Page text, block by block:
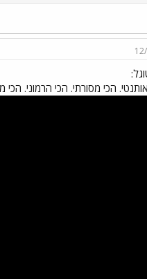
הכי מסורתי. הכי הרמוני.